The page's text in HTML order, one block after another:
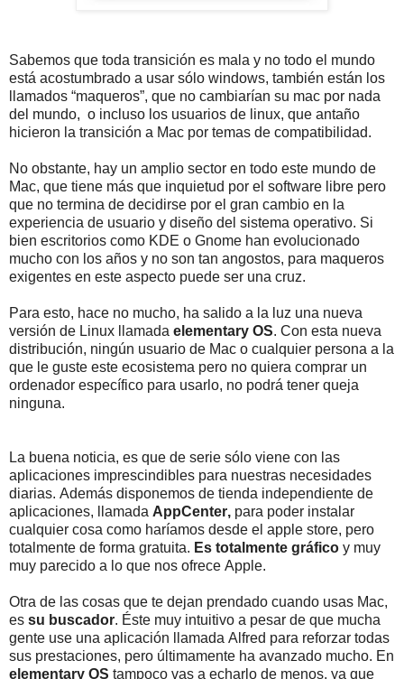
Sabemos que toda transición es mala y no todo el mundo
está acostumbrado a usar sólo windows, también están los
llamados “maqueros”, que no cambiarían su mac por nada
del mundo, o incluso los usuarios de linux, que antaño
hicieron la transición a Mac por temas de compatibilidad.
No obstante, hay un amplio sector en todo este mundo de
Mac, que tiene más que inquietud por el software libre pero
que no termina de decidirse por el gran cambio en la
experiencia de usuario y diseño del sistema operativo. Si
bien escritorios como KDE o Gnome han evolucionado
mucho con los años y no son tan angostos, para maqueros
exigentes en este aspecto puede ser una cruz.
Para esto, hace no mucho, ha salido a la luz una nueva
versión de Linux llamada elementary OS. Con esta nueva
distribución, ningún usuario de Mac o cualquier persona a la
que le guste este ecosistema pero no quiera comprar un
ordenador específico para usarlo, no podrá tener queja
ninguna.
La buena noticia, es que de serie sólo viene con las
aplicaciones imprescindibles para nuestras necesidades
diarias. Además disponemos de tienda independiente de
aplicaciones, llamada AppCenter, para poder instalar
cualquier cosa como haríamos desde el apple store, pero
totalmente de forma gratuita. Es totalmente gráfico y muy
muy parecido a lo que nos ofrece Apple.
Otra de las cosas que te dejan prendado cuando usas Mac,
es su buscador. Éste muy intuitivo a pesar de que mucha
gente use una aplicación llamada Alfred para reforzar todas
sus prestaciones, pero últimamente ha avanzado mucho. En
elementary OS tampoco vas a echarlo de menos, ya que